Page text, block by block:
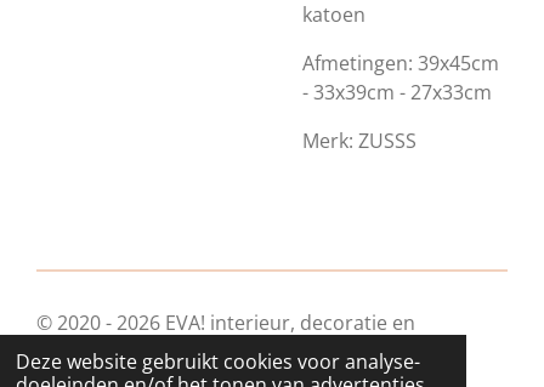
Deze website gebruikt cookies voor analyse-
katoen
Afmetingen: 39x45cm
- 33x39cm - 27x33cm
Merk: ZUSSS
© 2020 - 2026 EVA! interieur, decoratie en
geschenkjes
Powered byJouwWeb